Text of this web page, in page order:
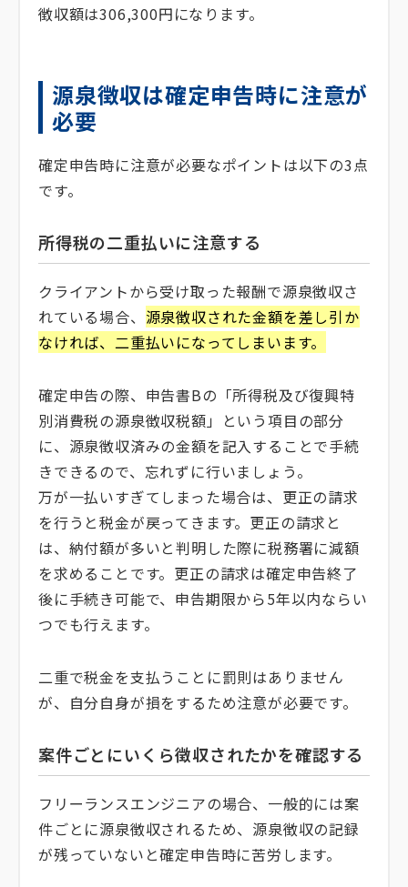
徴収額は306,300円になります。
源泉徴収は確定申告時に注意が
必要
確定申告時に注意が必要なポイントは以下の3点
です。
所得税の二重払いに注意する
クライアントから受け取った報酬で源泉徴収さ
れている場合、 源泉徴収された金額を差し引か
なければ、二重払いになってしまいます。
確定申告の際、申告書Bの「所得税及び復興特
別消費税の源泉徴収税額」という項目の部分
に、源泉徴収済みの金額を記入することで手続
きできるので、忘れずに行いましょう。
万が一払いすぎてしまった場合は、更正の請求
を行うと税金が戻ってきます。更正の請求と
は、納付額が多いと判明した際に税務署に減額
を求めることです。更正の請求は確定申告終了
後に手続き可能で、申告期限から5年以内ならい
つでも行えます。
二重で税金を支払うことに罰則はありません
が、自分自身が損をするため注意が必要です。
案件ごとにいくら徴収されたかを確認する
フリーランスエンジニアの場合、一般的には案
件ごとに源泉徴収されるため、源泉徴収の記録
が残っていないと確定申告時に苦労します。